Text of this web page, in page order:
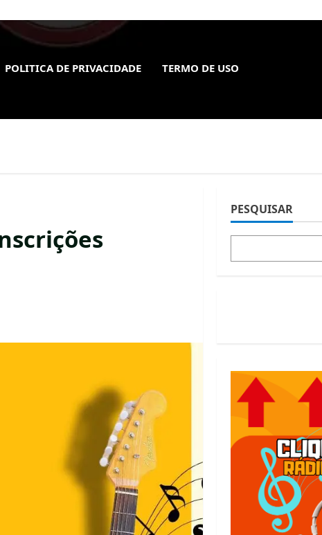
POLITICA DE PRIVACIDADE TERMO DE USO
PESQUISAR